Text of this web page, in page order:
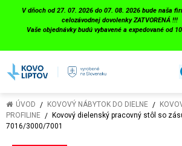
V dňoch od 27. 07. 2026 do 07. 08. 2026 bude naša
celozávodnej dovolenky ZATVORENÁ !!!
Vaše objednávky budú vybavené a expedované od
ÚVOD KOVOVÝ NÁBYTOK DO DIELNE
PROFILINE
Kovový dielenský pracovný stôl so
7016/3000/7001